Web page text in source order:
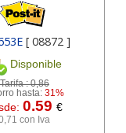
[ 08872 ]
Disponible
Tarifa :0,86
hasta: 31%
0.59€
con Iva